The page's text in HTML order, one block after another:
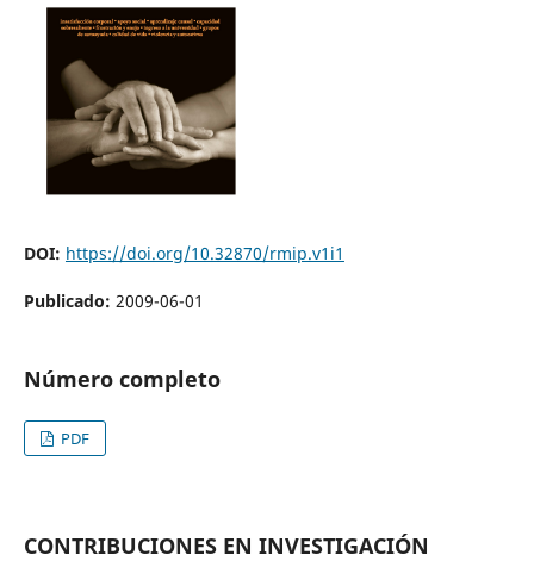
DOI: https://doi.org/10.32870/rmip.v1i1
Publicado: 2009-06-01
Número completo
PDF
CONTRIBUCIONES EN INVESTIGACIÓN